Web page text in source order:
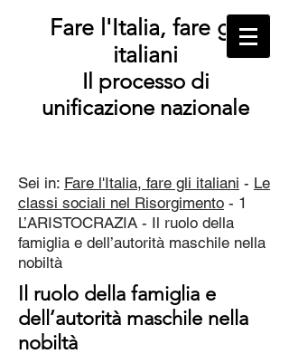
Fare l'Italia, fare gli
italiani
Il processo di
unificazione nazionale
Sei in: Fare l'Italia, fare gli italiani - Le
classi sociali nel Risorgimento - 1
L’ARISTOCRAZIA - Il ruolo della
famiglia e dell’autorità maschile nella
nobiltà
Il ruolo della famiglia e
dell’autorità maschile nella
nobiltà